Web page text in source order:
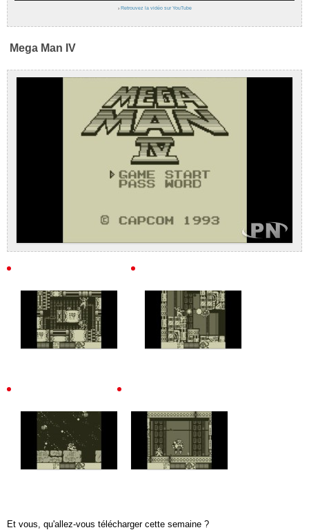
› Retrouvez la vidéo sur YouTube
Mega Man IV
Et vous, qu'allez-vous télécharger cette semaine ?